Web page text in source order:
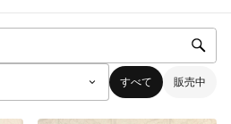
すべて 販売中